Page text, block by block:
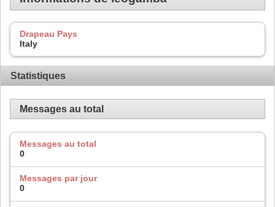
Drapeau Pays
Italy
Statistiques
Messages au total
Messages au total
0
Messages par jour
0